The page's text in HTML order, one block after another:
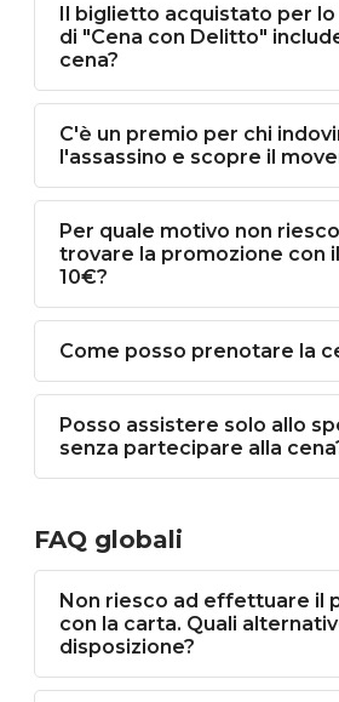
Il biglietto acquistato per
di "Cena con Delitto"
cena?
C'è un premio per chi
l'assassino e scopre il
Per quale motivo non
trovare la promozione con
10€?
Come posso prenotare la
Posso assistere solo allo
senza partecipare alla
FAQ globali
Non riesco ad effettuare il
con la carta. Quali
disposizione?